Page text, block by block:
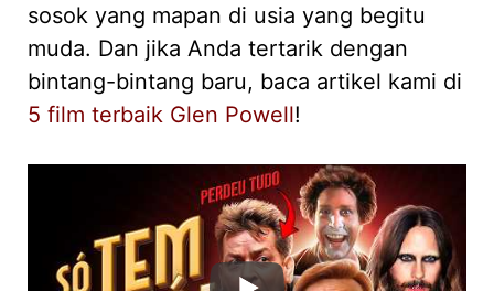
sosok yang mapan di usia yang begitu
muda. Dan jika Anda tertarik dengan
bintang-bintang baru, baca artikel kami di
5 film terbaik Glen Powell!